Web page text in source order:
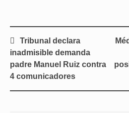
Navegación
de
entradas
Tribunal declara
inadmisible demanda
padre Manuel Ruiz contra
4 comunicadores